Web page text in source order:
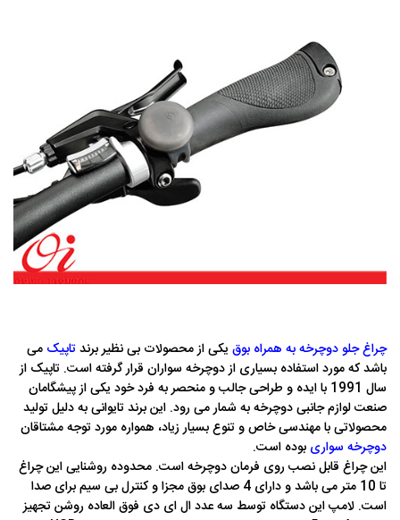
چراغ جلو دوچرخه به همراه بوق یکی از محصولات بی نظیر برندتاپیک می
باشد که مورد استفاده بسیاری از دوچرخه سواران قرار گرفته است. تاپیک از
سال 1991 با ایده و طراحی جالب و منحصر به فرد خود یکی از پیشگامان
صنعت لوازم جانبی دوچرخه به شمار می رود. اين برند تایوانی به دليل توليد
محصولاتی با مهندسی خاص و تنوع بسیار زياد، همواره مورد توجه مشتاقان
دوچرخه سواری بوده است.
این چراغ قابل نصب روی فرمان دوچرخه است. محدوده روشنایی این چراغ
تا 10 متر می باشد و دارای 4 صدای بوق مجزا و کنترل بی سیم برای صدا
است. لامپ این دستگاه توسط سه عدد ال ای دی فوق العاده روشن تجهیز